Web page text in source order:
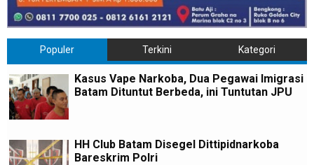
Populer Terkini Kategori
Kasus Vape Narkoba, Dua Pegawai Imigrasi
Batam Dituntut Berbeda, ini Tuntutan JPU
HH Club Batam Disegel Dittipidnarkoba
Bareskrim Polri